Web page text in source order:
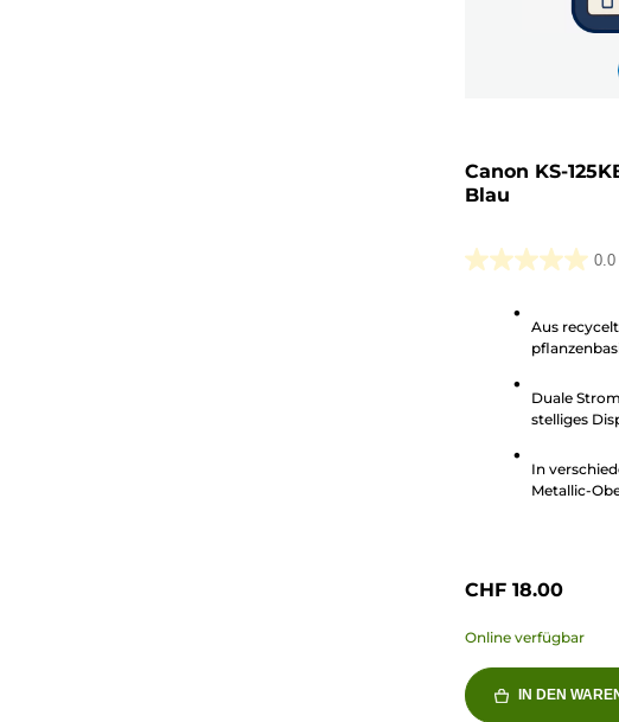
Canon KS-
Blau
0.0
0.0
Sternen.
Aus
Duale
stelliges
In
Metallic-
CHF 18.00
Online verfügbar
IN DEN